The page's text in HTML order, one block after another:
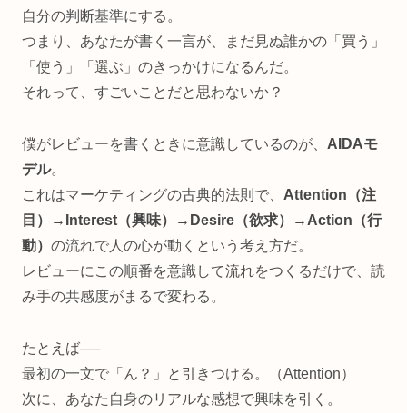
自分の判断基準にする。
つまり、あなたが書く一言が、まだ見ぬ誰かの「買う」
「使う」「選ぶ」のきっかけになるんだ。
それって、すごいことだと思わないか？
僕がレビューを書くときに意識しているのが、 AIDAモ
デル。
これはマーケティングの古典的法則で、 Attention（注
目）→Interest（興味）→Desire（欲求）→Action（行
動） の流れで人の心が動くという考え方だ。
レビューにこの順番を意識して流れをつくるだけで、読
み手の共感度がまるで変わる。
たとえば──
最初の一文で「ん？」と引きつける。（Attention）
次に、あなた自身のリアルな感想で興味を引く。